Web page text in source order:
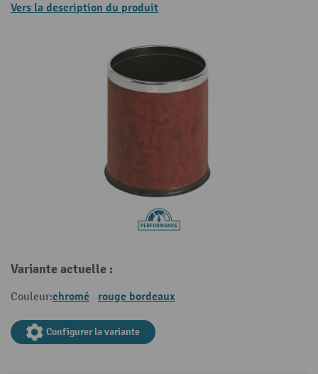
Vers la description du produit
Variante actuelle :
Couleur:chromé rouge bordeaux
Configurer la variante